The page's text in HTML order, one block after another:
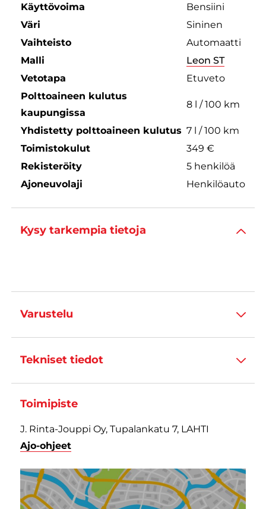
Käyttövoima
Bensiini
Väri
Sininen
Vaihteisto
Automaatti
Malli
Leon ST
Vetotapa
Etuveto
Polttoaineen kulutus
kaupungissa
8 l / 100 km
Yhdistetty polttoaineen kulutus 7 l / 100 km
Toimistokulut
349 €
Rekisteröity
5 henkilöä
Ajoneuvolaji
Henkilöauto
Kysy tarkempia tietoja
Varustelu
Tekniset tiedot
Toimipiste
J. Rinta-Jouppi Oy, Tupalankatu 7, LAHTI
Ajo-ohjeet